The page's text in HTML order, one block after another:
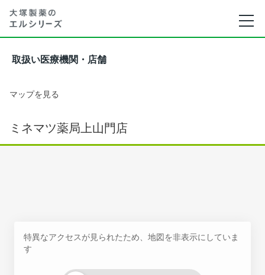
取扱い医療機関・店舗
マップを見る
ミネマツ薬局上山門店
特異なアクセスが見られたため、地図を非表示にしていま
す